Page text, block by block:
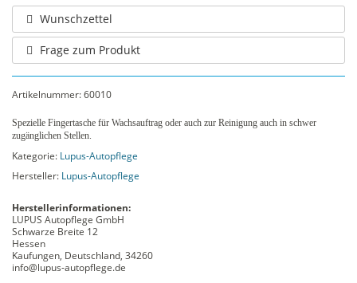
Wunschzettel
Frage zum Produkt
Artikelnummer:60010
Spezielle Fingertasche für Wachsauftrag oder auch zur Reinigung auch in schwer
zugänglichen Stellen.
Kategorie: Lupus-Autopflege
Hersteller: Lupus-Autopflege
Herstellerinformationen:
LUPUS Autopflege GmbH
Schwarze Breite 12
Hessen
Kaufungen, Deutschland, 34260
info@lupus-autopflege.de